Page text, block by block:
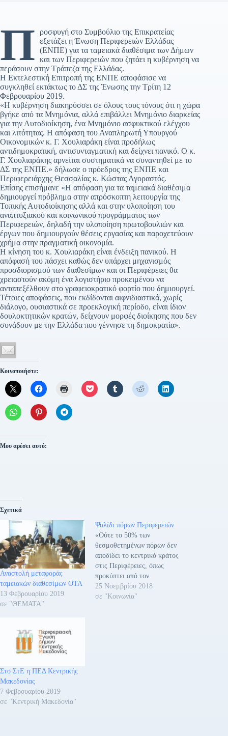
Π
ροσφυγή στο Συμβούλιο της Επικρατείας
εξετάζει η Ένωση Περιφερειών Ελλάδας
(ΕΝΠΕ) για τα ταμειακά διαθέσιμα των Δήμων
και των Περιφερειών που ζητάει η κυβέρνηση να
περάσουν στην Τράπεζα της Ελλάδας.
Η Εκτελεστική Επιτροπή της ΕΝΠΕ αποφάσισε να
συγκληθεί εκτάκτως το ΔΣ της Ένωσης την Τρίτη 12
Φεβρουαρίου 2019.
«Η κυβέρνηση διακηρύσσει σε όλους τους τόνους ότι η χώρα
βγήκε από τα Μνημόνια, αλλά επιβάλλει Μνημόνιο διαρκείας
για την Αυτοδιοίκηση, ένα Μνημόνιο ασφυκτικού ελέγχου
και λιτότητας. Η απόφαση του Αναπληρωτή Υπουργού
Οικονομικών κ. Γ. Χουλιαράκη είναι προδήλως
αντιδημοκρατική, αντισυνταγματική και δείχνει πανικό. Ο κ.
Γ. Χουλιαράκης αρνείται συστηματικά να συναντηθεί με το
ΔΣ της ΕΝΠΕ.» δήλωσε ο πρόεδρος της ΕΝΠΕ και
Περιφερειάρχης Θεσσαλίας κ. Κώστας Αγοραστός.
Επίσης επισήμανε «Η απόφαση για τα ταμειακά διαθέσιμα
δημιουργεί πρόβλημα στην απρόσκοπτη λειτουργία της
Τοπικής Αυτοδιοίκησης αλλά και στην υλοποίηση του
αναπτυξιακού και κοινωνικού προγράμματος των
Περιφερειών, δηλαδή την υλοποίηση πρωτοβουλιών και
έργων που δημιουργούν θέσεις εργασίας και παροχετεύουν
χρήμα στην πραγματική οικονομία.
Η κίνηση του κ. Χουλιαράκη είναι ένδειξη πανικού. Η
απόφασή του πάσχει καθώς δεν υπάρχει μηχανισμός
προσδιορισμού των διαθεσίμων και οι Περιφέρειες θα
χρειαστούν ακόμη ένα λογιστήριο προκειμένου να
ανταπεξέλθουν στο γραφειοκρατικό φορτίο που δημιουργεί.
Τέτοιες αποφάσεις, που εκδίδονται αιφνιδιαστικά, χωρίς
διάλογο, ουσιαστικά σε προεκλογική περίοδο, είναι ίδιον
δουλοκτητικών κρατών, δείχνουν μορφές διοίκησης που δεν
συνάδουν με την Ελλάδα που γέννησε τη δημοκρατία».
Κοινοποιήστε:
Μου αρέσει αυτό:
Σχετικά
Αναστολή μεταφοράς
ταμειακών διαθεσίμων ΟΤΑ
13 Φεβρουαρίου 2019
σε "ΘΕΜΑΤΑ"
Ψαλίδι πόρων Περιφερειών
«Ούτε το 50% των
θεσμοθετημένων πόρων δεν
αποδίδει το κεντρικό κράτος
στις Περιφέρειες, όπως
προκύπτει από τον
προϋπολογισμό του 2019»,
επισήμανε ο Πρόεδρος της
25 Νοεμβρίου 2018
σε "Κοινωνία"
Στο ΣτΕ η ΠΕΔ Κεντρικής
Μακεδονίας
7 Φεβρουαρίου 2019
σε "Κεντρική Μακεδονία"